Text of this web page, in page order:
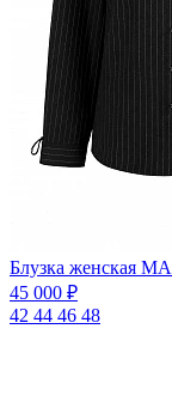
Блузка женская
45 000 ₽
42 44 46 48